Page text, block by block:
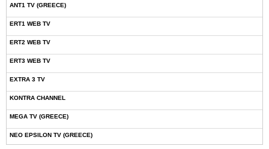
ANT1 TV (GREECE)
ERT1 WEB TV
ERT2 WEB TV
ERT3 WEB TV
EXTRA 3 TV
KONTRA CHANNEL
MEGA TV (GREECE)
NEO EPSILON TV (GREECE)